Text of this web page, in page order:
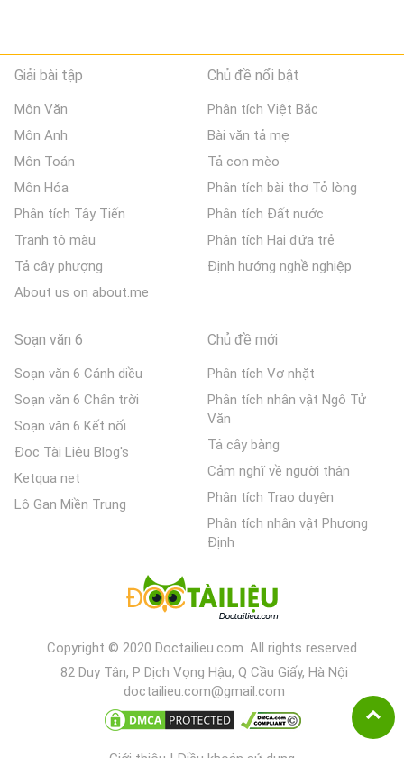
Giải bài tập
Môn Văn
Môn Anh
Môn Toán
Môn Hóa
Phân tích Tây Tiến
Tranh tô màu
Tả cây phượng
About us on about.me
Chủ đề nổi bật
Phân tích Việt Bắc
Bài văn tả mẹ
Tả con mèo
Phân tích bài thơ Tỏ lòng
Phân tích Đất nước
Phân tích Hai đứa trẻ
Định hướng nghề nghiệp
Soạn văn 6
Soạn văn 6 Cánh diều
Soạn văn 6 Chân trời
Soạn văn 6 Kết nối
Đọc Tài Liệu Blog's
Ketqua net
Lô Gan Miền Trung
Chủ đề mới
Phân tích Vợ nhặt
Phân tích nhân vật Ngô Tử
Văn
Tả cây bàng
Cảm nghĩ về người thân
Phân tích Trao duyên
Phân tích nhân vật Phương
Định
Copyright © 2020 Doctailieu.com. All rights reserved
82 Duy Tân, P Dịch Vọng Hậu, Q Cầu Giấy, Hà Nội
doctailieu.com@gmail.com